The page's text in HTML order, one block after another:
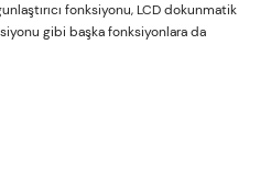
fonksiyonu, LCD dokunmatik
gibi başka fonksiyonlara da